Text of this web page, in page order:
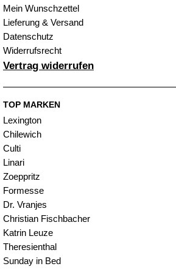
Mein Wunschzettel
Lieferung & Versand
Datenschutz
Widerrufsrecht
Vertrag widerrufen
TOP MARKEN
Lexington
Chilewich
Culti
Linari
Zoeppritz
Formesse
Dr. Vranjes
Christian Fischbacher
Katrin Leuze
Theresienthal
Sunday in Bed